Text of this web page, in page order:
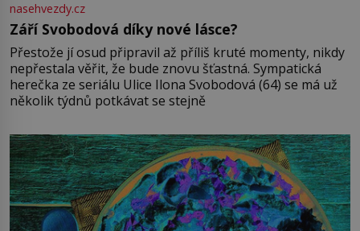
nasehvezdy.cz
Září Svobodová díky nové lásce?
Přestože jí osud připravil až příliš kruté momenty, nikdy
nepřestala věřit, že bude znovu šťastná. Sympatická
herečka ze seriálu Ulice Ilona Svobodová (64) se má už
několik týdnů potkávat se stejně